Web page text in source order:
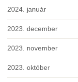
2024. január
2023. december
2023. november
2023. október